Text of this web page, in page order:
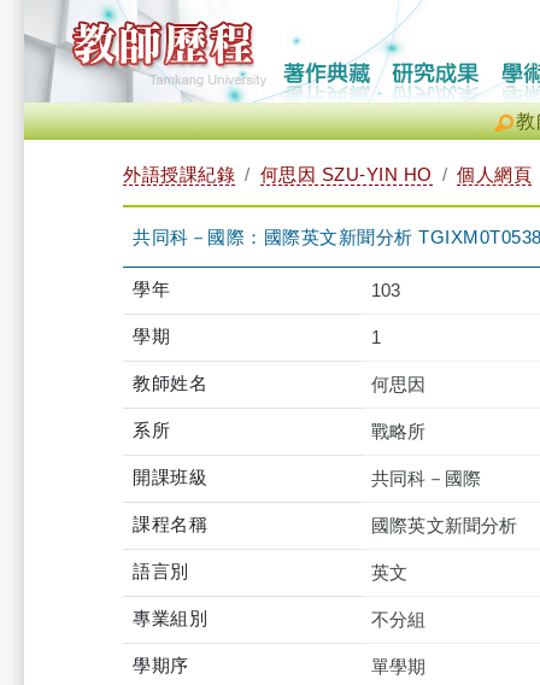
教
外語授課紀錄 何思因 SZU-YIN HO 個人網頁
共同科－國際：國際英文新聞分析
學年 103
學期 1
教師姓名 何思因
系所 戰略所
開課班級 共同科－國際
課程名稱 國際英文新聞分析
語言別 英文
專業組別 不分組
學期序 單學期